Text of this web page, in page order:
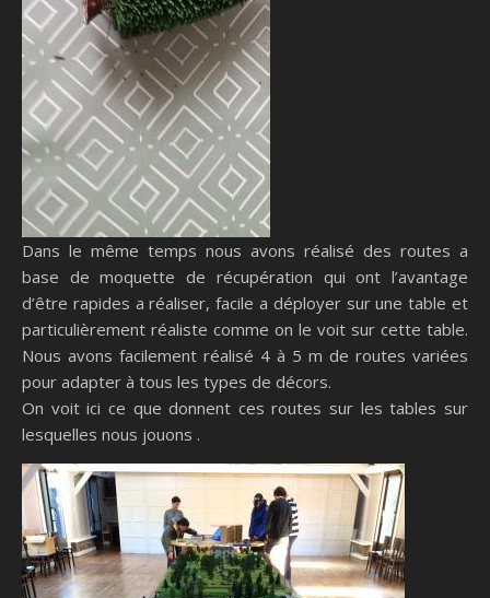
Dans le même temps nous avons réalisé des routes a
base de moquette de récupération qui ont l’avantage
d’être rapides a réaliser, facile a déployer sur une table et
particulièrement réaliste comme on le voit sur cette table.
Nous avons facilement réalisé 4 à 5 m de routes variées
pour adapter à tous les types de décors.
On voit ici ce que donnent ces routes sur les tables sur
lesquelles nous jouons .